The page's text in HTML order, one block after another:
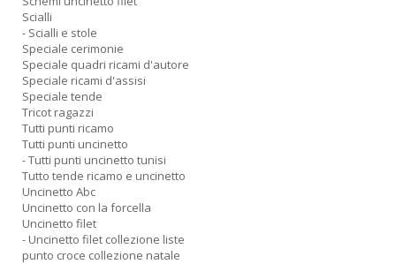
Scialli
- Scialli e stole
Speciale cerimonie
Speciale quadri ricami d'autore
Speciale ricami d'assisi
Speciale tende
Tricot ragazzi
Tutti punti ricamo
Tutti punti uncinetto
- Tutti punti uncinetto tunisi
Tutto tende ricamo e uncinetto
Uncinetto Abc
Uncinetto con la forcella
Uncinetto filet
- Uncinetto filet collezione liste
punto croce collezione natale